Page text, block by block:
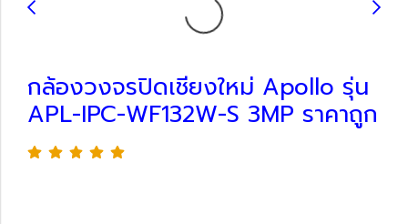
กล้องวงจรปิดเชียงใหม่ Apollo รุ่น
APL-IPC-WF132W-S 3MP ราคาถูก